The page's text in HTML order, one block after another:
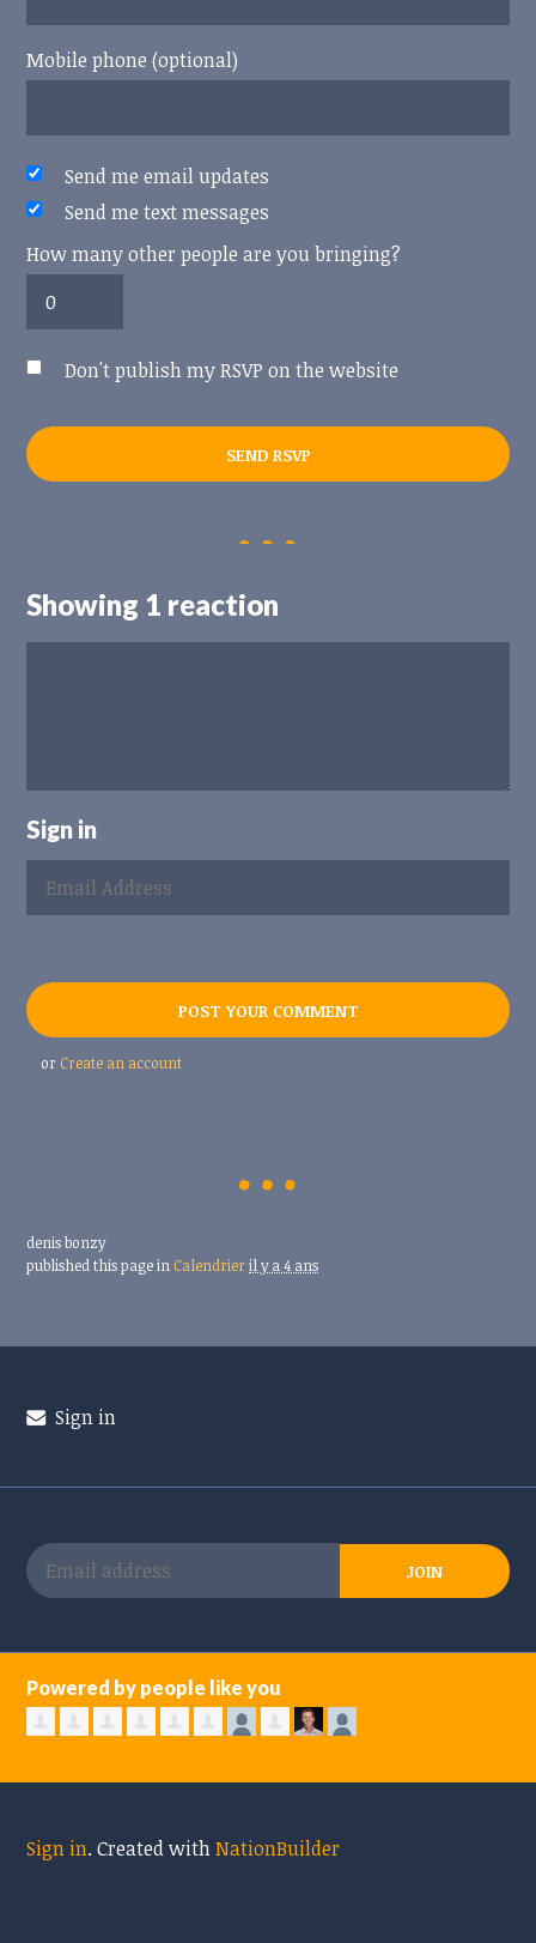
Mobile phone (optional)
Send me email updates
Send me text messages
How many other people are you bringing?
Don't publish my RSVP on the website
Showing 1 reaction
Sign in
or Create an account
denis bonzy
published this page in Calendrier il y a 4 ans
Sign in
Powered by people like you
Sign in.Created withNationBuilder